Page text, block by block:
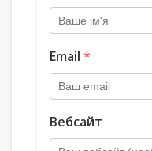
Email *
Вебсайт